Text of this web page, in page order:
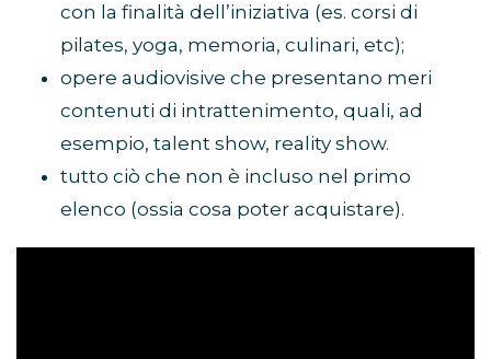
con la finalità dell’iniziativa (es. corsi di
pilates, yoga, memoria, culinari, etc);
opere audiovisive che presentano meri
contenuti di intrattenimento, quali, ad
esempio, talent show, reality show.
tutto ciò che non è incluso nel primo
elenco (ossia cosa poter acquistare).